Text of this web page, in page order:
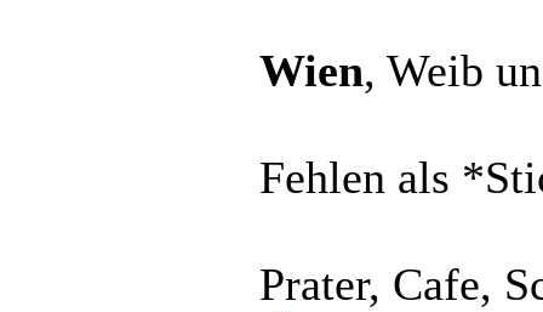
Wien, Weib
Fehlen als
Prater, Cafe,